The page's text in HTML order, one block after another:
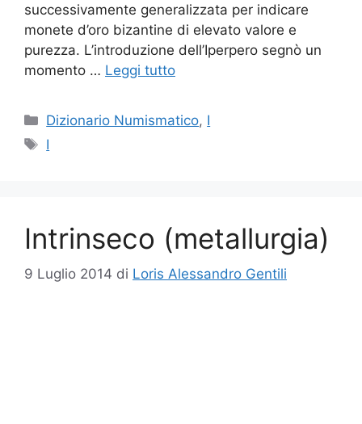
successivamente generalizzata per indicare
monete d’oro bizantine di elevato valore e
purezza. L’introduzione dell’Iperpero segnò un
momento … Leggi tutto
Categorie
Dizionario Numismatico, I
Tag
I
Intrinseco (metallurgia)
9 Luglio 2014 di Loris Alessandro Gentili